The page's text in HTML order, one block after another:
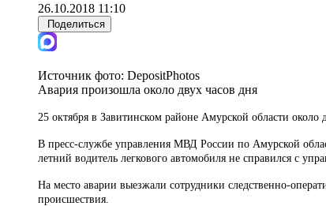
26.10.2018 11:10
Поделиться
Источник фото: DepositPhotos
Авария произошла около двух часов дня
25 октября в Завитинском районе Амурской области
В пресс-службе управления МВД России по Амурской
летний водитель легкового автомобиля не справился с
На место аварии выезжали сотрудники следственно-
происшествия.